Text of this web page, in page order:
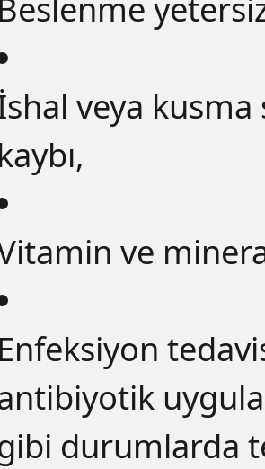
veya kusma
kaybı,
ve
Enfeksiyon
durumlarda